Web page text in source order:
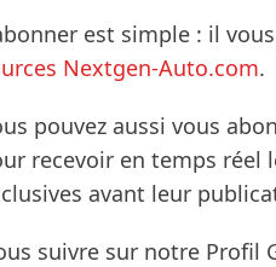
est simple : il
Nextgen-Auto.com.
pouvez aussi vous
recevoir en temps réel
avant leur
suivre sur notre Profil